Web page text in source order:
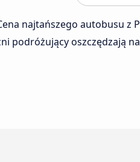
najtańszego autobusu z
podróżujący oszczędzają